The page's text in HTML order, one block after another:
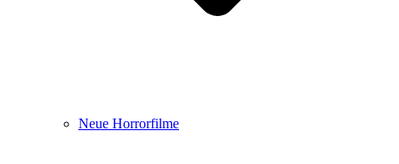
Neue Horrorfilme